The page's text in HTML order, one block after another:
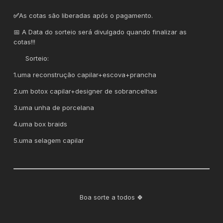
✅As cotas são liberadas após o pagamento.
📅 A Data do sorteio será divulgado quando finalizar as
cotas!!!
Sorteio:
1.uma reconstrução capilar+escova+prancha
2.um botox capilar+designer de sobrancelhas
3.uma unha de porcelana
4.uma box braids
5.uma selagem capilar
Boa sorte a todos 🍀